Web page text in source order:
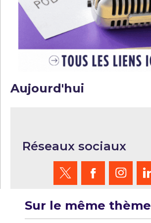
Aujourd'hui
Réseaux sociaux
Sur le même thème